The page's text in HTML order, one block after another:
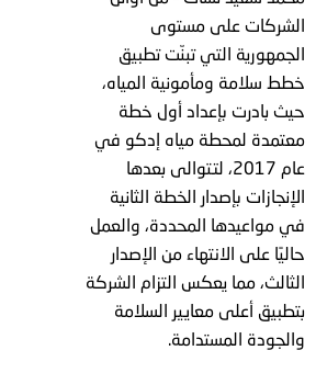
الشركات على مستوى
الجمهورية التي تبنّت تطبيق
خطط سلامة ومأمونية المياه،
حيث بادرت بإعداد أول خطة
معتمدة لمحطة مياه إدكو في
عام 2017، لتتوالى بعدها
الإنجازات بإصدار الخطة الثانية
في مواعيدها المحددة، والعمل
حاليًا على الانتهاء من الإصدار
الثالث، مما يعكس التزام الشركة
بتطبيق أعلى معايير السلامة
والجودة المستدامة.